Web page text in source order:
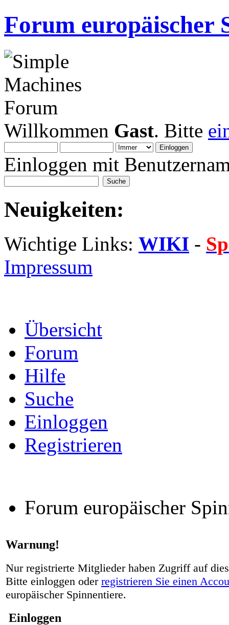
Forum europäischer
Willkommen Gast. Bitte
Einloggen mit
Neuigkeiten:
Wichtige Links: WIKI -
Impressum
Übersicht
Forum
Hilfe
Suche
Einloggen
Registrieren
Forum europäischer
Warnung!
Nur registrierte Mitglieder haben Zugriff auf
Bitte einloggen oder registrieren Sie einen
europäischer Spinnentiere.
Einloggen